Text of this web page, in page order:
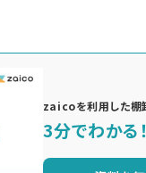
zaicoを利用した棚
3分でわか